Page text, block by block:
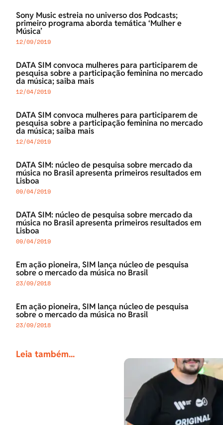
Sony Music estreia no universo dos Podcasts;
primeiro programa aborda temática ‘Mulher e
Música’
12/09/2019
DATA SIM convoca mulheres para participarem de
pesquisa sobre a participação feminina no mercado
da música; saiba mais
12/04/2019
DATA SIM convoca mulheres para participarem de
pesquisa sobre a participação feminina no mercado
da música; saiba mais
12/04/2019
DATA SIM: núcleo de pesquisa sobre mercado da
música no Brasil apresenta primeiros resultados em
Lisboa
09/04/2019
DATA SIM: núcleo de pesquisa sobre mercado da
música no Brasil apresenta primeiros resultados em
Lisboa
09/04/2019
Em ação pioneira, SIM lança núcleo de pesquisa
sobre o mercado da música no Brasil
23/09/2018
Em ação pioneira, SIM lança núcleo de pesquisa
sobre o mercado da música no Brasil
23/09/2018
Leia também...